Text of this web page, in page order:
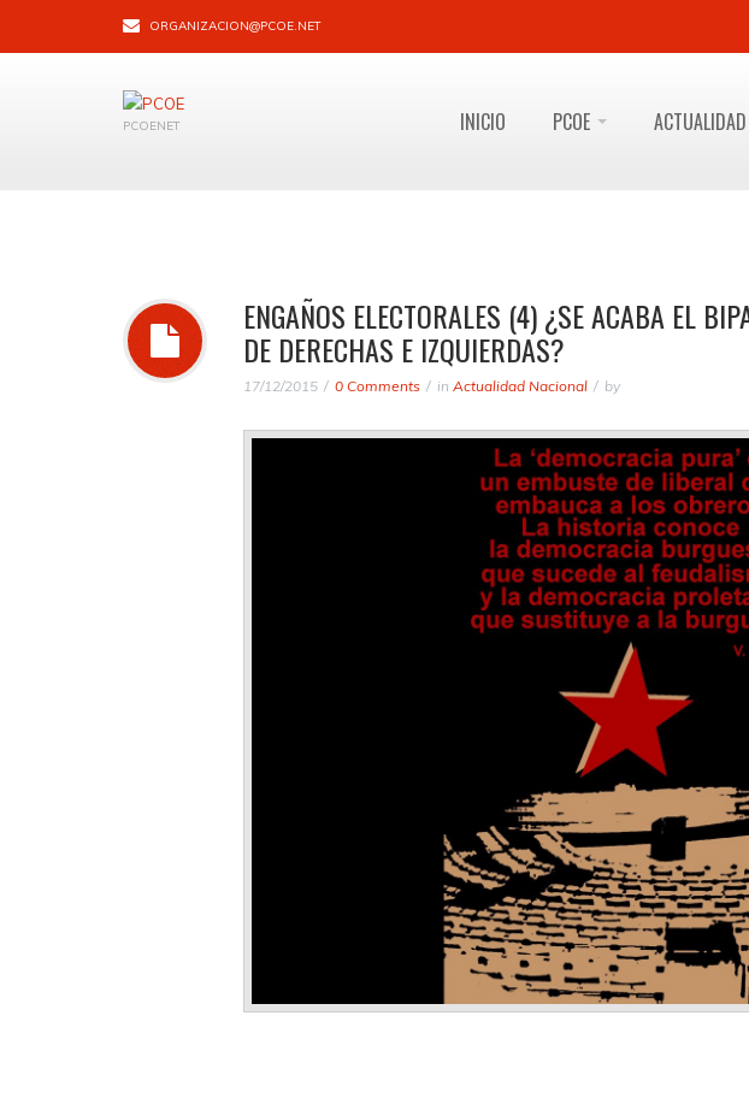
ORGANIZACION@PCOE.NET
PCOENET INICIO PCOE ACTUALIDAD
ENGAÑOS ELECTORALES (4) ¿SE ACABA EL
DE DERECHAS E IZQUIERDAS?
17/12/2015 0 Comments in Actualidad Nacional by